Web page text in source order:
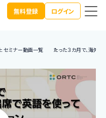
無料登録 ログイン
セミナー動画一覧 たった３カ月で、海外